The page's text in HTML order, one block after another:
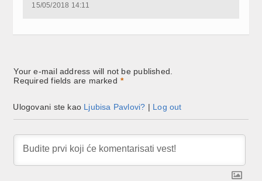
15/05/2018 14:11
Your e-mail address will not be published.
Required fields are marked *
Ulogovani ste kao Ljubisa Pavlovi? | Log out